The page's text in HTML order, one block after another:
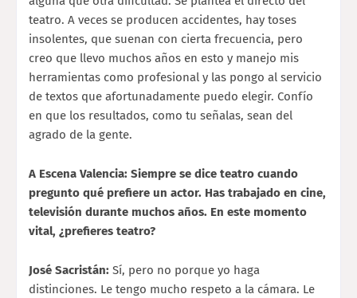
teatro. A veces se producen accidentes, hay toses
insolentes, que suenan con cierta frecuencia, pero
creo que llevo muchos años en esto y manejo mis
herramientas como profesional y las pongo al servicio
de textos que afortunadamente puedo elegir. Confío
en que los resultados, como tu señalas, sean del
agrado de la gente.
A Escena Valencia: Siempre se dice teatro cuando
pregunto qué prefiere un actor. Has trabajado en cine,
televisión durante muchos años. En este momento
vital, ¿prefieres teatro?
José Sacristán: Sí, pero no porque yo haga
distinciones. Le tengo mucho respeto a la cámara. Le